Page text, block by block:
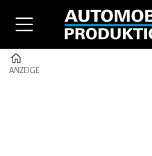
ANZEIGE
ANZEIGE